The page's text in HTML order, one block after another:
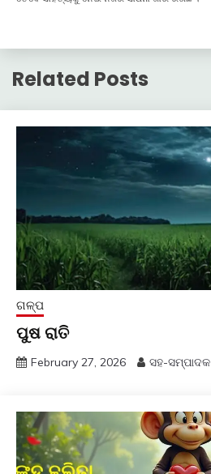
Related Posts
ଗଳ୍ପ
ପୁଷ ରାତି
February 27, 2026 ସହ-ସମ୍ପାଦକ